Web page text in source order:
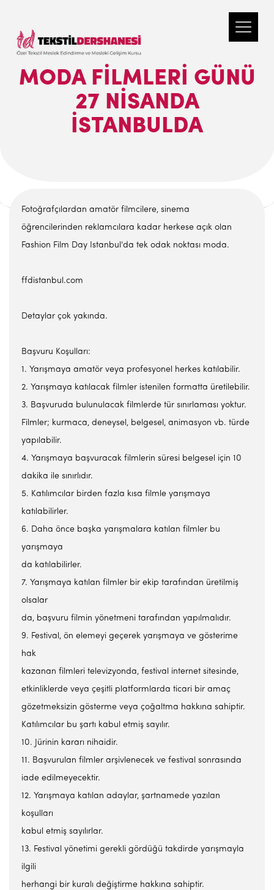
MODA FILMLERI GÜNÜ
27 NISANDA
İSTANBULDA
Fotoğrafçılardan amatör filmcilere, sinema
öğrencilerinden reklamcılara kadar herkese açık olan
Fashion Film Day Istanbul'da tek odak noktası moda.
ffdistanbul.com
Detaylar çok yakında.
Başvuru Koşulları:
1. Yarışmaya amatör veya profesyonel herkes katılabilir.
2. Yarışmaya katılacak filmler istenilen formatta üretilebilir.
3. Başvuruda bulunulacak filmlerde tür sınırlaması yoktur.
Filmler; kurmaca, deneysel, belgesel, animasyon vb. türde
yapılabilir.
4. Yarışmaya başvuracak filmlerin süresi belgesel için 10
dakika ile sınırlıdır.
5. Katılımcılar birden fazla kısa filmle yarışmaya
katılabilirler.
6. Daha önce başka yarışmalara katılan filmler bu
yarışmaya
da katılabilirler.
7. Yarışmaya katılan filmler bir ekip tarafından üretilmiş
olsalar
da, başvuru filmin yönetmeni tarafından yapılmalıdır.
9. Festival, ön elemeyi geçerek yarışmaya ve gösterime
hak
kazanan filmleri televizyonda, festival internet sitesinde,
etkinliklerde veya çeşitli platformlarda ticari bir amaç
gözetmeksizin gösterme veya çoğaltma hakkına sahiptir.
Katılımcılar bu şartı kabul etmiş sayılır.
10. Jürinin kararı nihaidir.
11. Başvurulan filmler arşivlenecek ve festival sonrasında
iade edilmeyecektir.
12. Yarışmaya katılan adaylar, şartnamede yazılan
koşulları
kabul etmiş sayılırlar.
13. Festival yönetimi gerekli gördüğü takdirde yarışmayla
ilgili
herhangi bir kuralı değiştirme hakkına sahiptir.